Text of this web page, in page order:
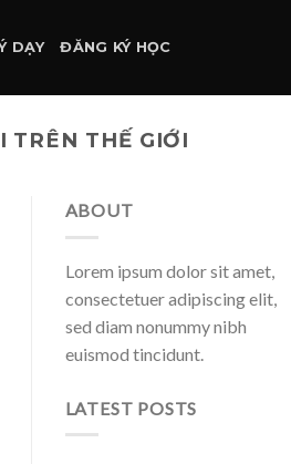
DẠY ĐĂNG KÝ HỌC
TRÊN THẾ GIỚI
ABOUT
Lorem ipsum dolor sit amet,
consectetuer adipiscing elit,
sed diam nonummy nibh
euismod tincidunt.
LATEST POSTS